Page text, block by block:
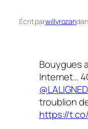
Écrit parwillyrozan
Bouygues
Internet…
troublion
https://